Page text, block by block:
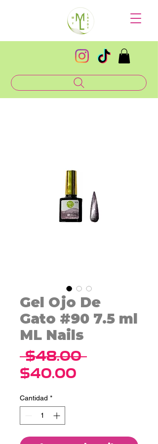
Gel Ojo De
Gato #90 7.5 ml
ML Nails
$48.00 Precio
$40.00
Cantidad *